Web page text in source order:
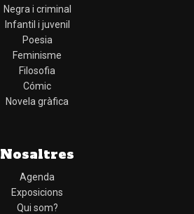
Negra i criminal
Infantil i juvenil
Poesia
Feminisme
Filosofia
Cómic
Novela gràfica
Nosaltres
Agenda
Exposicions
Qui som?